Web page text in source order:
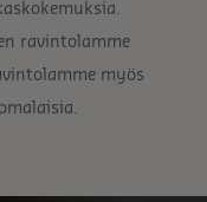
ravintolamme
myös